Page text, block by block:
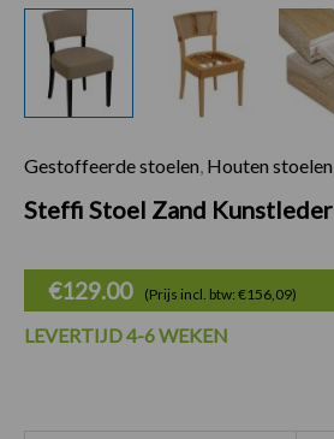
Gestoffeerde stoelen Houten stoelen
Steffi Stoel Zand Kunstleder
€129.00 (Prijs incl. btw: €156,09)
LEVERTIJD 4-6 WEKEN